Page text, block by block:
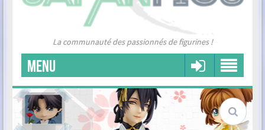
La communauté des passionnés de figurines !
MENU